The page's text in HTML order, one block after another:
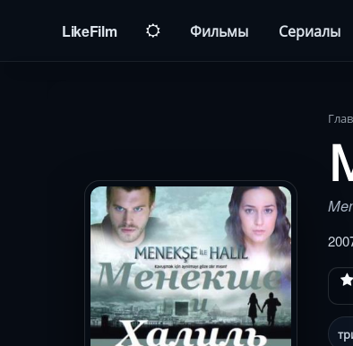
LikeFilm Фильмы Сериалы